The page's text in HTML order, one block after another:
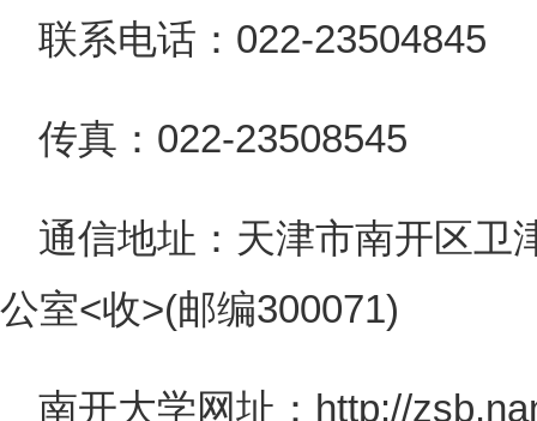
联系电话：022-23504845
传真：022-23508545
通信地址：天津市南开区卫
公室<收>(邮编300071)
南开大学网址：http://